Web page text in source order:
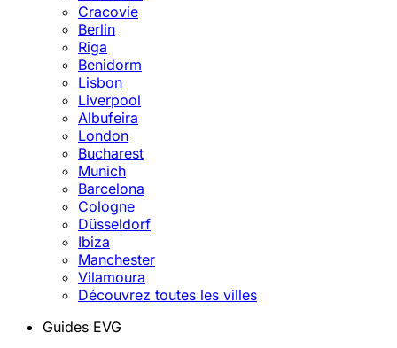
Cracovie
Berlin
Riga
Benidorm
Lisbon
Liverpool
Albufeira
London
Bucharest
Munich
Barcelona
Cologne
Düsseldorf
Ibiza
Manchester
Vilamoura
Découvrez toutes les villes
Guides EVG